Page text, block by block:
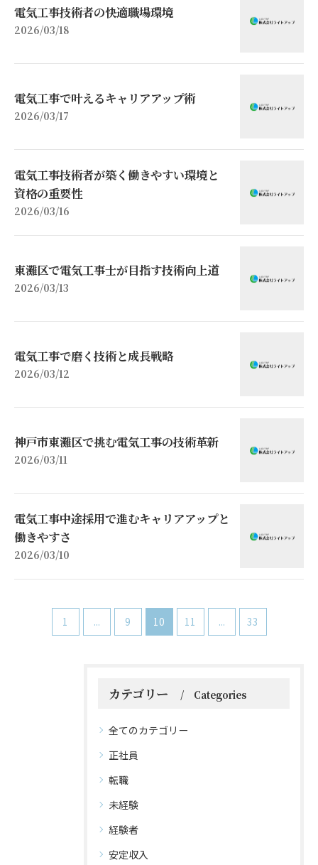
電気工事技術者の快適職場環境
2026/03/18
電気工事で叶えるキャリアアップ術
2026/03/17
電気工事技術者が築く働きやすい環境と
資格の重要性
2026/03/16
東灘区で電気工事士が目指す技術向上道
2026/03/13
電気工事で磨く技術と成長戦略
2026/03/12
神戸市東灘区で挑む電気工事の技術革新
2026/03/11
電気工事中途採用で進むキャリアアップと
働きやすさ
2026/03/10
1 ... 9 10 11 ... 33
カテゴリー Categories
全てのカテゴリー
正社員
転職
未経験
経験者
安定収入